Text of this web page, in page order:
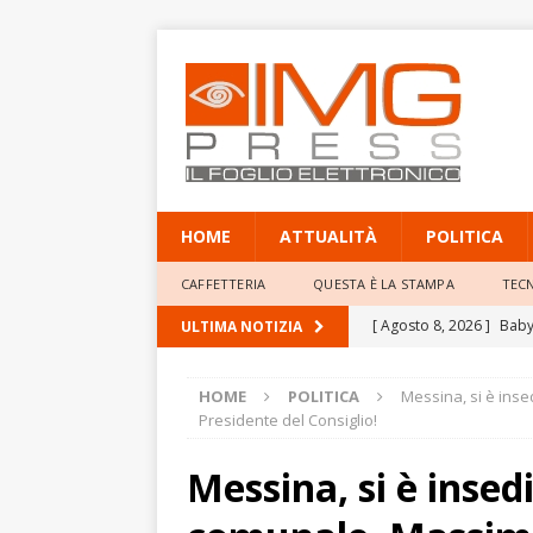
HOME ATTUALITÀ POLITICA
CAFFETTERIA QUESTA È LA STAMPA
ULTIMA NOTIZIA [ Agosto 8, 2026 ]
[ Agosto 8, 2026 ]
[ Agosto 8, 2026 ]
annulla il
HOME POLITICA
Messina, si è
Presidente del Consiglio!
Messina, si è